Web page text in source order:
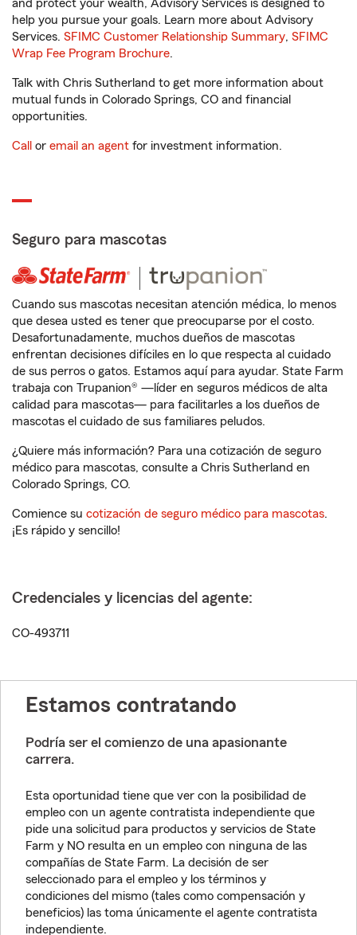
and protect your wealth, Advisory Services is designed to
help you pursue your goals. Learn more about Advisory
Services. SFIMC Customer Relationship Summary, SFIMC
Wrap Fee Program Brochure.
Talk with Chris Sutherland to get more information about
mutual funds in Colorado Springs, CO and financial
opportunities.
Call or email an agent for investment information.
Seguro para mascotas
Cuando sus mascotas necesitan atención médica, lo menos
que desea usted es tener que preocuparse por el costo.
Desafortunadamente, muchos dueños de mascotas
enfrentan decisiones difíciles en lo que respecta al cuidado
de sus perros o gatos. Estamos aquí para ayudar. State Farm
trabaja con Trupanion® —líder en seguros médicos de alta
calidad para mascotas— para facilitarles a los dueños de
mascotas el cuidado de sus familiares peludos.
¿Quiere más información? Para una cotización de seguro
médico para mascotas, consulte a Chris Sutherland en
Colorado Springs, CO.
Comience su cotización de seguro médico para mascotas.
¡Es rápido y sencillo!
Credenciales y licencias del agente:
CO-493711
Estamos contratando
Podría ser el comienzo de una apasionante
carrera.
Esta oportunidad tiene que ver con la posibilidad de
empleo con un agente contratista independiente que
pide una solicitud para productos y servicios de State
Farm y NO resulta en un empleo con ninguna de las
compañías de State Farm. La decisión de ser
seleccionado para el empleo y los términos y
condiciones del mismo (tales como compensación y
beneficios) las toma únicamente el agente contratista
independiente.